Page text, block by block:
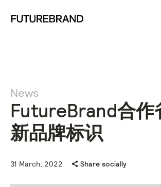
News
FutureBrand合作
新品牌标识
31 March, 2022 Share socially